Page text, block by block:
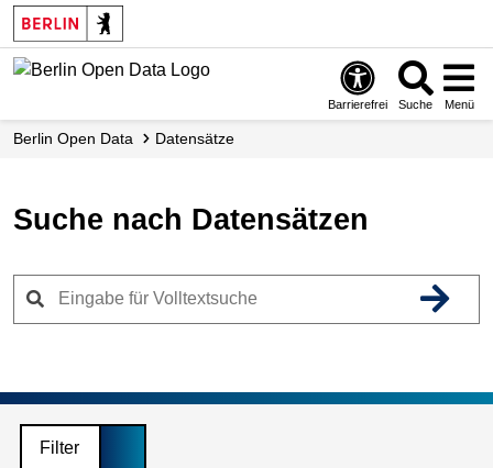
Skip
to
main
Barrierefrei Suche Menü
Berlin Open Data Datensätze
Suche nach Datensätzen
Filter